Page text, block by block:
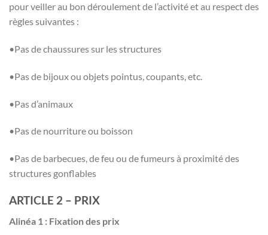
pour veiller au bon déroulement de l’activité et au respect des
règles suivantes :
•Pas de chaussures sur les structures
•Pas de bijoux ou objets pointus, coupants, etc.
•Pas d’animaux
•Pas de nourriture ou boisson
•Pas de barbecues, de feu ou de fumeurs à proximité des
structures gonflables
ARTICLE 2 – PRIX
Alinéa 1 : Fixation des prix